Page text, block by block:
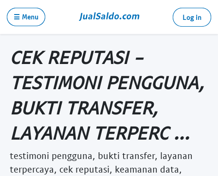
☰ Menu Log in
CEK REPUTASI -
TESTIMONI PENGGUNA,
BUKTI TRANSFER,
LAYANAN TERPERC ...
testimoni pengguna, bukti transfer, layanan
terpercaya, cek reputasi, keamanan data,